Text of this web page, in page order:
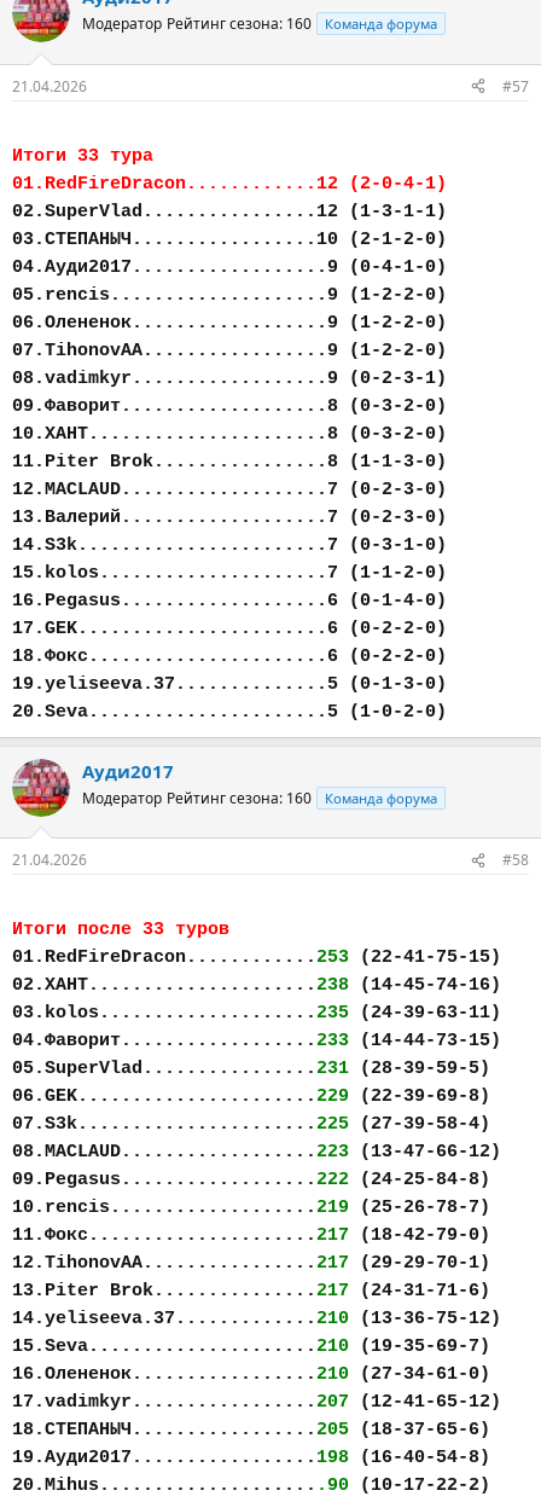
Модератор Рейтинг сезона: 160 Команда форума
21.04.2026 #57
Итоги 33 тура
01.RedFireDracon............12 (2-0-4-1)
02.SuperVlad................12 (1-3-1-1)
03.СТЕПАНЫЧ.................10 (2-1-2-0)
04.Ауди2017..................9 (0-4-1-0)
05.rencis....................9 (1-2-2-0)
06.Олененок..................9 (1-2-2-0)
07.TihonovAA.................9 (1-2-2-0)
08.vadimkyr..................9 (0-2-3-1)
09.Фаворит...................8 (0-3-2-0)
10.ХАНТ......................8 (0-3-2-0)
11.Piter Brok................8 (1-1-3-0)
12.MACLAUD...................7 (0-2-3-0)
13.Валерий...................7 (0-2-3-0)
14.S3k.......................7 (0-3-1-0)
15.kolos.....................7 (1-1-2-0)
16.Pegasus...................6 (0-1-4-0)
17.GEK.......................6 (0-2-2-0)
18.Фокс......................6 (0-2-2-0)
19.yeliseeva.37..............5 (0-1-3-0)
20.Seva......................5 (1-0-2-0)
Ауди2017
Модератор Рейтинг сезона: 160 Команда форума
21.04.2026 #58
Итоги после 33 туров
01.RedFireDracon............253 (22-41-75-15)
02.ХАНТ.....................238 (14-45-74-16)
03.kolos....................235 (24-39-63-11)
04.Фаворит..................233 (14-44-73-15)
05.SuperVlad................231 (28-39-59-5)
06.GEK......................229 (22-39-69-8)
07.S3k......................225 (27-39-58-4)
08.MACLAUD..................223 (13-47-66-12)
09.Pegasus..................222 (24-25-84-8)
10.rencis...................219 (25-26-78-7)
11.Фокс.....................217 (18-42-79-0)
12.TihonovAA................217 (29-29-70-1)
13.Piter Brok...............217 (24-31-71-6)
14.yeliseeva.37.............210 (13-36-75-12)
15.Seva.....................210 (19-35-69-7)
16.Олененок.................210 (27-34-61-0)
17.vadimkyr.................207 (12-41-65-12)
18.СТЕПАНЫЧ.................205 (18-37-65-6)
19.Ауди2017................. 198 (16-40-54-8)
20.Mihus.................... .90 (10-17-22-2)